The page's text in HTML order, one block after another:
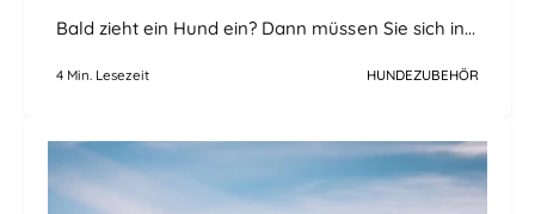
Bald zieht ein Hund ein? Dann müssen Sie sich in...
4 Min. Lesezeit HUNDEZUBEHÖR